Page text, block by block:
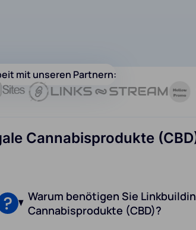
mit unseren Partnern:
Cannabisprodukte
Warum benötigen Sie
Cannabisprodukte (CBD)?